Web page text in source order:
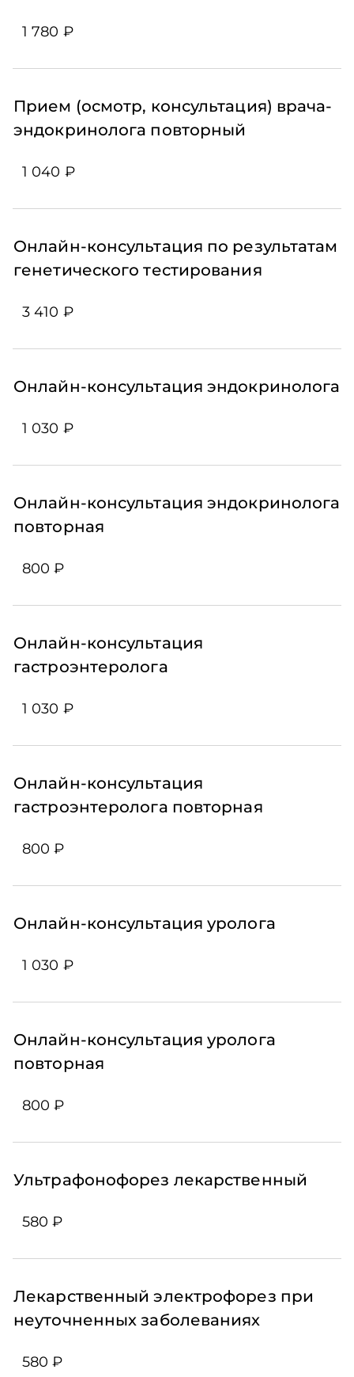
1 780 ₽
Прием (осмотр, консультация) врача-
эндокринолога повторный
1 040 ₽
Онлайн-консультация по результатам
генетического тестирования
3 410 ₽
Онлайн-консультация эндокринолога
1 030 ₽
Онлайн-консультация эндокринолога
повторная
800 ₽
Онлайн-консультация
гастроэнтеролога
1 030 ₽
Онлайн-консультация
гастроэнтеролога повторная
800 ₽
Онлайн-консультация уролога
1 030 ₽
Онлайн-консультация уролога
повторная
800 ₽
Ультрафонофорез лекарственный
580 ₽
Лекарственный электрофорез при
неуточненных заболеваниях
580 ₽